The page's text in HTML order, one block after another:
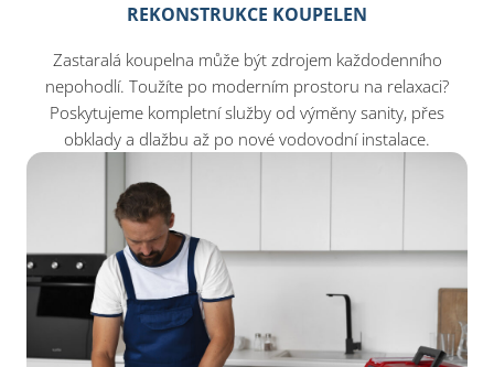
REKONSTRUKCE KOUPELEN
Zastaralá koupelna může být zdrojem každodenního
nepohodlí. Toužíte po moderním prostoru na relaxaci?
Poskytujeme kompletní služby od výměny sanity, přes
obklady a dlažbu až po nové vodovodní instalace.